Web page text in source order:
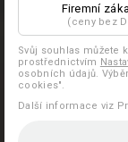
Firemní
(ceny bez
Svůj souhlas můžete
prostřednictvím
osobních údajů.
cookies".
Další informace viz